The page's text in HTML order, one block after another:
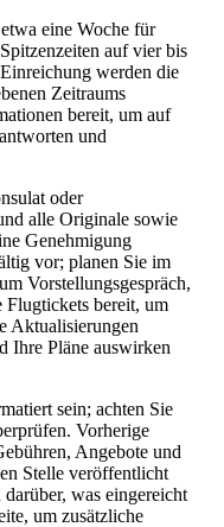
eine Woche für
auf vier bis
werden die
Zeitraums
bereit, um auf
und
oder
alle Originale sowie
Genehmigung
vor; planen Sie im
Vorstellungsgespräch,
Flugtickets bereit, um
Aktualisierungen
Ihre Pläne auswirken
sein; achten Sie
Vorherige
Angebote und
Stelle veröffentlicht
was eingereicht
um zusätzliche